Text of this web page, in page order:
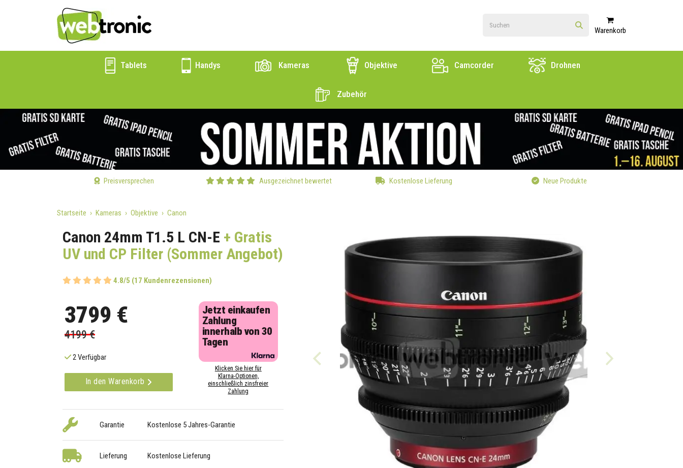
Warenkorb
Tablets Handys Kameras Objektive Camcorder Drohnen
Zubehör
Preisversprechen Ausgezeichnet bewertet Kostenlose Lieferung Neue Produkte
Startseite Kameras Objektive Canon
Canon 24mm T1.5 L CN-E + Gratis
UV und CP Filter (Sommer Angebot)
4.8/5 (17 Kundenrezensionen)
3799 €
4199 €
2 Verfügbar
In den Warenkorb
Jetzt einkaufen
Zahlung
innerhalb von 30
Tagen
Klicken Sie hier für
Klarna-Optionen,
einschließlich zinsfreier
Zahlung
Garantie Kostenlose 5 Jahres-Garantie
Lieferung Kostenlose Lieferung